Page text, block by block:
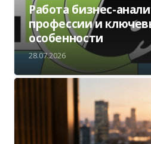
Работа бизнес-
профессии и
особенности
28.07.2026